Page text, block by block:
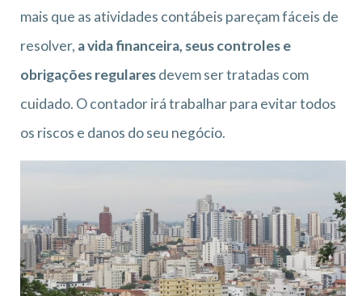
mais que as atividades contábeis pareçam fáceis de
resolver, a vida financeira, seus controles e
obrigações regularesdevem ser tratadas com
cuidado. O contador irá trabalhar para evitar todos
os riscos e danos do seu negócio.